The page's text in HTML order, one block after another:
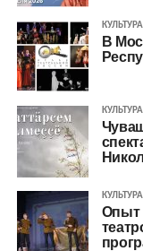
КУЛЬТУРА
В
КУЛЬТУРА
КУЛЬТУРА
Опыт